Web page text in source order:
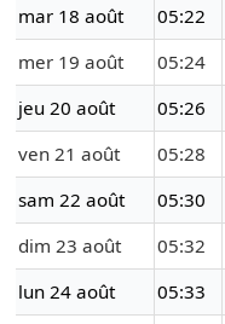
mar 18 août
05:22
mer 19 août
05:24
jeu 20 août
05:26
ven 21 août
05:28
sam 22 août
05:30
dim 23 août
05:32
lun 24 août
05:33